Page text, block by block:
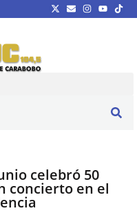
celebró 50
concierto en el